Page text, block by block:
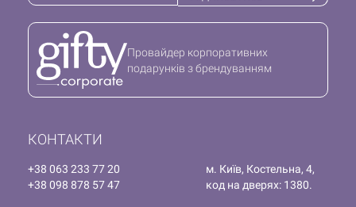
КОНТАКТИ
+38 063 233 77 20
+38 098 878 57 47
м. Київ, Костельна, 4,
код на дверях: 1380.
Провайдер корпоративних
подарунків з брендуванням